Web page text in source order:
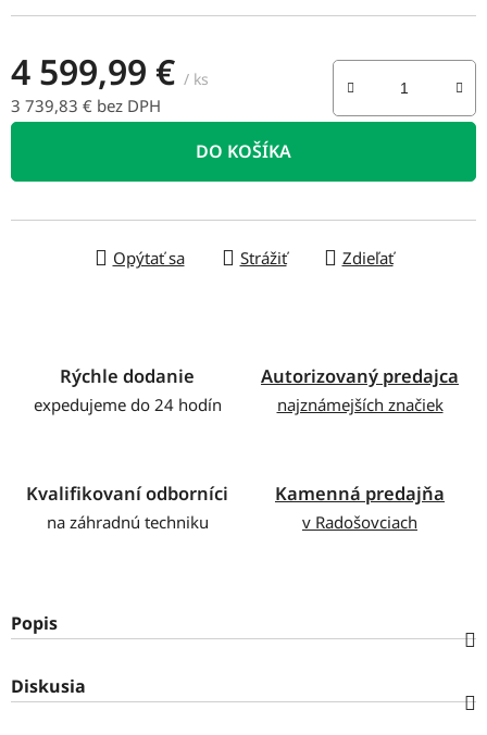
4 599,99 € / ks
3 739,83 € bez DPH
DO KOŠÍKA
Opýtať sa Strážiť Zdieľať
Rýchle dodanie
expedujeme do 24 hodín
Autorizovaný predajca
najznámejších značiek
Kvalifikovaní odborníci
na záhradnú techniku
Kamenná predajňa
v Radošovciach
Popis
Diskusia